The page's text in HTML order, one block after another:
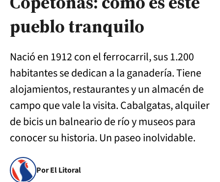
pueblo tranquilo
Nació en 1912 con el ferrocarril, sus 1.200
habitantes se dedican a la ganadería. Tiene
alojamientos, restaurantes y un almacén de
campo que vale la visita. Cabalgatas, alquiler
de bicis un balneario de río y museos para
conocer su historia. Un paseo inolvidable.
Por El Litoral